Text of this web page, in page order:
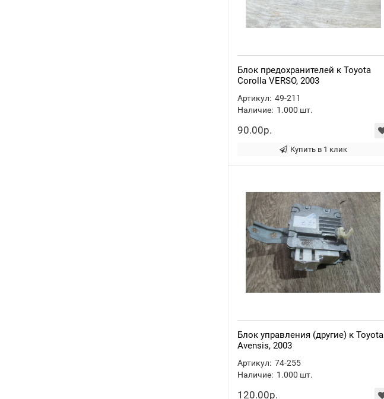
Блок предохранителей к Toyota
Corolla VERSO, 2003
Артикул: 49-211
Наличие: 1.000 шт.
90.00р.
Купить в 1 клик
Блок управления (другие) к Toyota
Avensis, 2003
Артикул: 74-255
Наличие: 1.000 шт.
120.00р.